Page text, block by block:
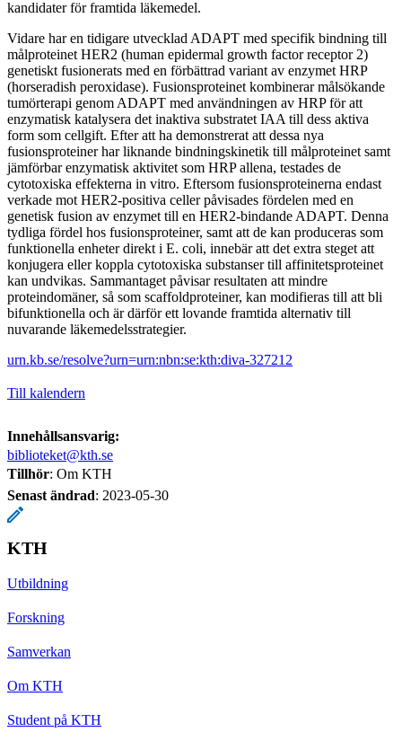
kandidater för framtida läkemedel.
Vidare har en tidigare utvecklad ADAPT med specifik bindning till
målproteinet HER2 (human epidermal growth factor receptor 2)
genetiskt fusionerats med en förbättrad variant av enzymet HRP
(horseradish peroxidase). Fusionsproteinet kombinerar målsökande
tumörterapi genom ADAPT med användningen av HRP för att
enzymatisk katalysera det inaktiva substratet IAA till dess aktiva
form som cellgift. Efter att ha demonstrerat att dessa nya
fusionsproteiner har liknande bindningskinetik till målproteinet samt
jämförbar enzymatisk aktivitet som HRP allena, testades de
cytotoxiska effekterna in vitro. Eftersom fusionsproteinerna endast
verkade mot HER2-positiva celler påvisades fördelen med en
genetisk fusion av enzymet till en HER2-bindande ADAPT. Denna
tydliga fördel hos fusionsproteiner, samt att de kan produceras som
funktionella enheter direkt i E. coli, innebär att det extra steget att
konjugera eller koppla cytotoxiska substanser till affinitetsproteinet
kan undvikas. Sammantaget påvisar resultaten att mindre
proteindomäner, så som scaffoldproteiner, kan modifieras till att bli
bifunktionella och är därför ett lovande framtida alternativ till
nuvarande läkemedelsstrategier.
urn.kb.se/resolve?urn=urn:nbn:se:kth:diva-327212
Till kalendern
Innehållsansvarig:
biblioteket@kth.se
Tillhör: Om KTH
Senast ändrad: 2023-05-30
KTH
Utbildning
Forskning
Samverkan
Om KTH
Student på KTH